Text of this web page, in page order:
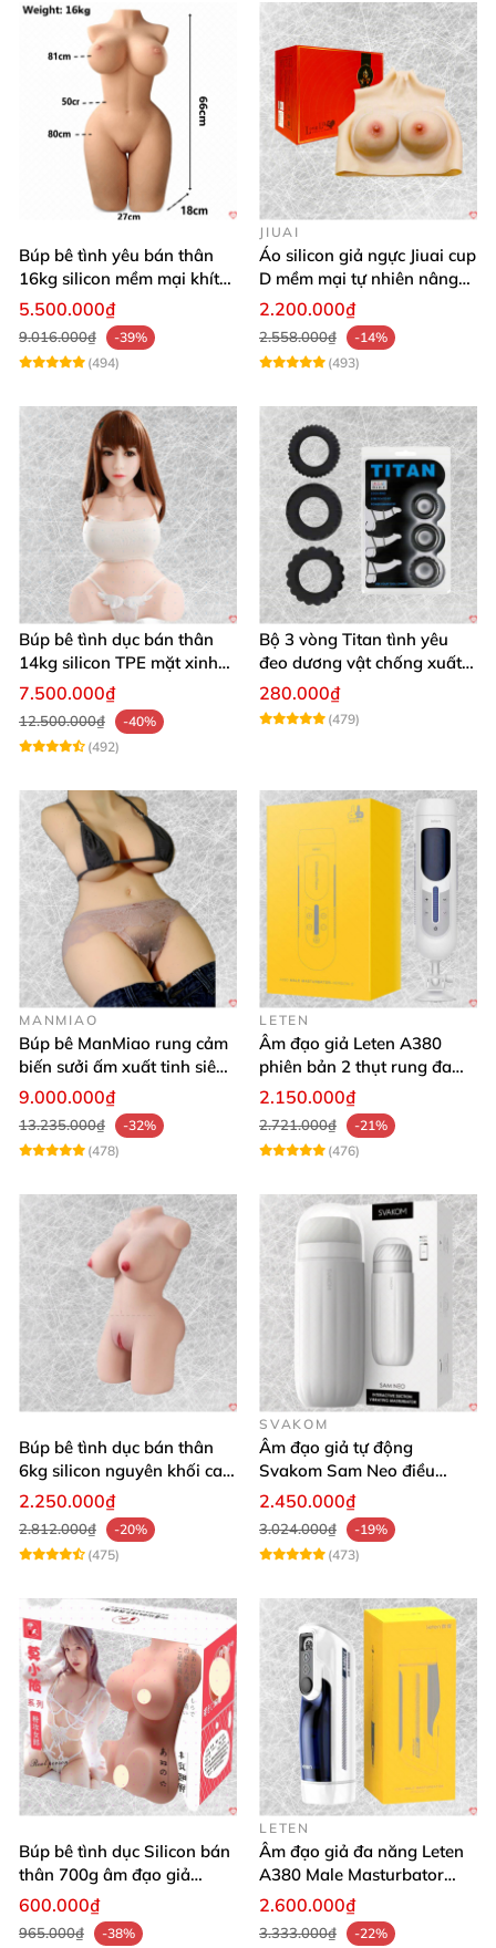
Búp bê tình yêu bán thân
16kg silicon mềm mại khít
hồng
5.500.000₫
9.016.000₫
-39%
(494)
JIUAI
Áo silicon giả ngực Jiuai cup
D mềm mại tự nhiên nâng
ngực
2.200.000₫
2.558.000₫
-14%
(493)
Búp bê tình dục bán thân
14kg silicon TPE mặt xinh
trắng hồng
7.500.000₫
12.500.000₫
-40%
(492)
Bộ 3 vòng Titan tình yêu
đeo dương vật chống xuất
tinh sớm chất liệu silicon y
tế
280.000₫
(479)
MANMIAO
Búp bê ManMiao rung cảm
biến sưởi ấm xuất tinh siêu
thực trải nghiệm
9.000.000₫
13.235.000₫
-32%
(478)
LETEN
Âm đạo giả Leten A380
phiên bản 2 thụt rung đa
chế độ, siêu mềm
2.150.000₫
2.721.000₫
-21%
(476)
Búp bê tình dục bán thân
6kg silicon nguyên khối cao
cấp giá rẻ
2.250.000₫
2.812.000₫
-20%
(475)
SVAKOM
Âm đạo giả tự động
Svakom Sam Neo điều
khiển qua app webcam cao
2.450.000₫
3.024.000₫
-19%
(473)
Búp bê tình dục Silicon bán
thân 700g âm đạo giả
nguyên khối giống thật
600.000₫
965.000₫
-38%
LETEN
Âm đạo giả đa năng Leten
A380 Male Masturbator
Version 4
2.600.000₫
3.333.000₫
-22%